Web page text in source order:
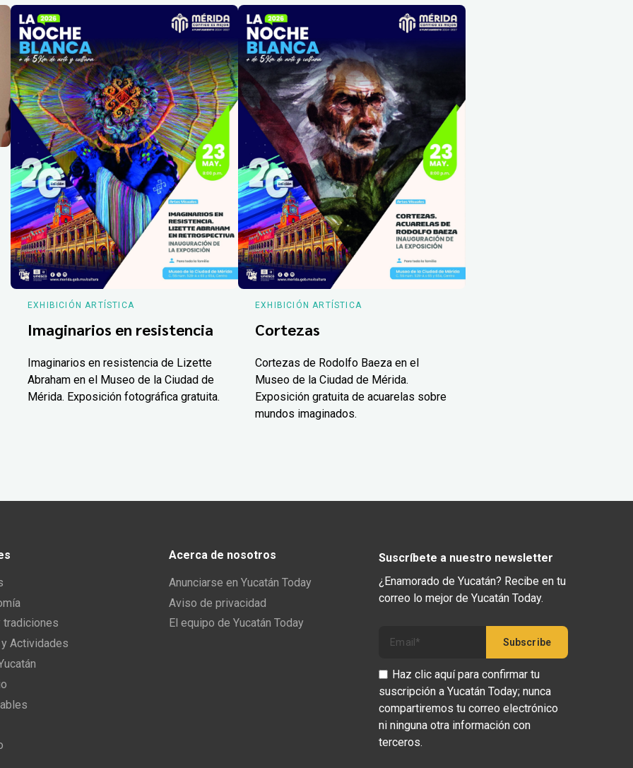
EXHIBICIÓN ARTÍSTICA
Imaginarios en resistencia
Imaginarios en resistencia de Lizette
Abraham en el Museo de la Ciudad de
Mérida. Exposición fotográfica gratuita.
EXHIBICIÓN ARTÍSTICA
Cortezas
Cortezas de Rodolfo Baeza en el
Museo de la Ciudad de Mérida.
Exposición gratuita de acuarelas sobre
mundos imaginados.
tradiciones
Actividades
Acerca de nosotros
Anunciarse en Yucatán Today
Aviso de privacidad
El equipo de Yucatán Today
Suscríbete a nuestro newsletter
¿Enamorado de Yucatán? Recibe en tu
correo lo mejor de Yucatán Today.
Haz clic aquí para confirmar tu
suscripción a Yucatán Today; nunca
compartiremos tu correo electrónico
ni ninguna otra información con
terceros.